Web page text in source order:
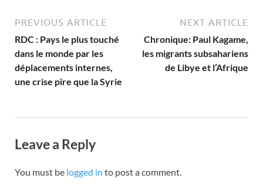
PREVIOUS ARTICLE
RDC : Pays le plus touché
dans le monde par les
déplacements internes,
une crise pire que la Syrie
NEXT ARTICLE
Chronique: Paul Kagame,
les migrants subsahariens
de Libye et l’Afrique
Leave a Reply
You must be logged in to post a comment.